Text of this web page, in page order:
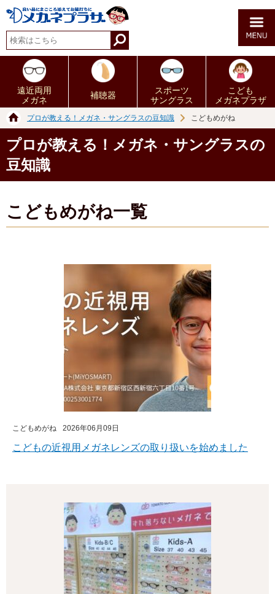
遠近両用
メガネ
補聴器
スポーツ
サングラス
こども
メガネプラザ
プロが教える！メガネ・サングラスの豆知識 こどもめがね
プロが教える！メガネ・サングラスの
豆知識
こどもめがね一覧
こどもめがね 2026年06月09日
こどもの近視用メガネレンズの取り扱いを始めました